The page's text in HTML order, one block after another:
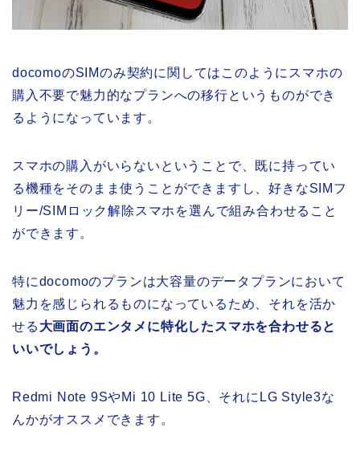
docomoのSIMのみ契約に関してはこのようにスマホの
購入不要で魅力的なプランへの移行というものができ
るようになっています。
スマホの購入がいらないということで、既に持ってい
る機種をそのまま使うことができますし、好きなSIMフ
リー/SIMロック解除スマホを選んで組み合わせること
ができます。
特にdocomoのプランは大容量のデータプランにおいて
魅力を感じられるものになっているため、それを活か
せる 大画面のエンタメに特化したスマホを合わせると
いいでしょう。
Redmi Note 9SやMi 10 Lite 5G、それにLG Style3な
んかがオススメできます。